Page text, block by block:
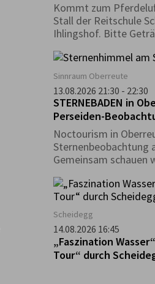
Kommt zum
Stall der Reitschule
Ihlingshof. Bitte
Sinnraum Oberreute
13.08.2026 21:30 - 22:30
STERNEBADEN in
Perseiden-
Noctourism in
Sternenbeobachtung
Gemeinsam schauen
Schönheiten des
Scheidegg
14.08.2026 16:45
„Faszination
Tour“ durch